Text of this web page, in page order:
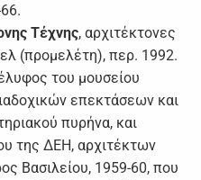
Τέχνης, αρχιτέκτονες
(προμελέτη), περ. 1992.
του μουσείου
επεκτάσεων και
πυρήνα, και
της ΔΕΗ, αρχιτέκτων
Βασιλείου, 1959-60, που